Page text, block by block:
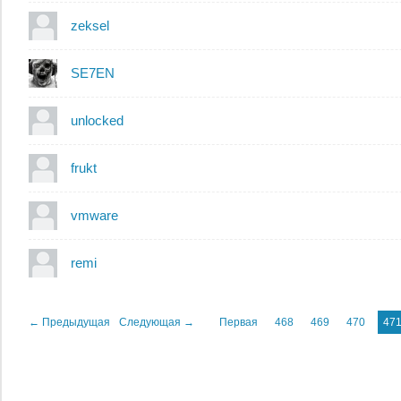
zeksel
SE7EN
unlocked
frukt
vmware
remi
← Предыдущая Следующая → Первая 468 469 470 471